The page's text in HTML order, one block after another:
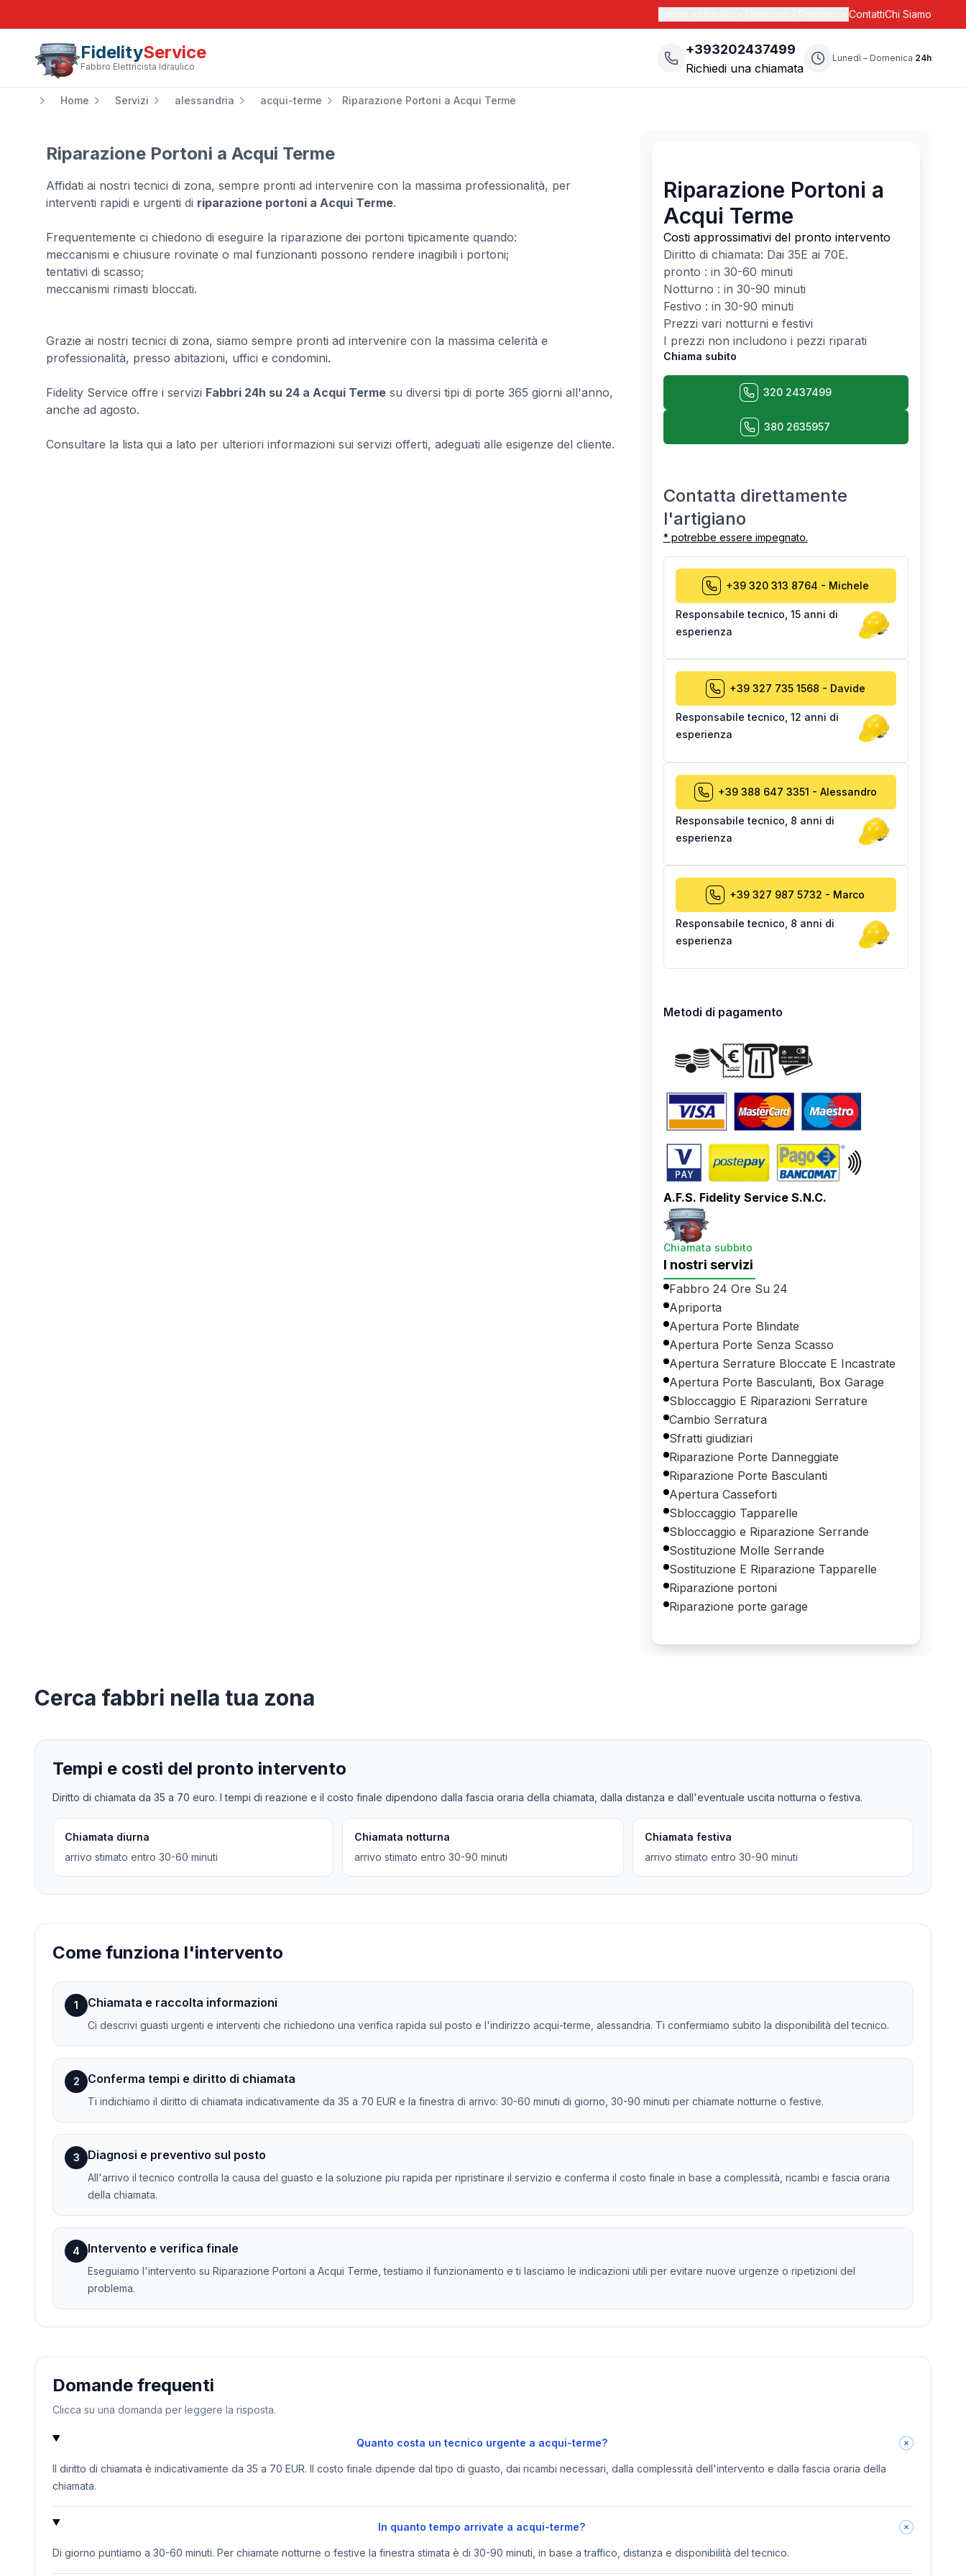
ContattiChi Siamo
FidelityService
Fabbro Elettricista Idraulico
+393202437499
Richiedi una chiamata
Lunedì – Domenica 24h
Home Servizi alessandria acqui-terme Riparazione Portoni a Acqui Terme
Riparazione Portoni a Acqui Terme
Affidati ai nostri tecnici di zona, sempre pronti ad intervenire con la massima professionalità, per
interventi rapidi e urgenti di riparazione portoni a Acqui Terme.
Frequentemente ci chiedono di eseguire la riparazione dei portoni tipicamente quando:
meccanismi e chiusure rovinate o mal funzionanti possono rendere inagibili i portoni;
tentativi di scasso;
meccanismi rimasti bloccati.
Grazie ai nostri tecnici di zona, siamo sempre pronti ad intervenire con la massima celerità e
professionalità, presso abitazioni, uffici e condomini.
Fidelity Service offre i servizi Fabbri 24h su 24 a Acqui Terme su diversi tipi di porte 365 giorni all'anno,
anche ad agosto.
Consultare la lista qui a lato per ulteriori informazioni sui servizi offerti, adeguati alle esigenze del cliente.
Riparazione Portoni a
Acqui Terme
Costi approssimativi del pronto intervento
Diritto di chiamata: Dai 35E ai 70E.
pronto : in 30-60 minuti
Notturno : in 30-90 minuti
Festivo : in 30-90 minuti
Prezzi vari notturni e festivi
I prezzi non includono i pezzi riparati
Chiama subito
320 2437499
380 2635957
Contatta direttamente
l'artigiano
* potrebbe essere impegnato.
+39 320 313 8764 - Michele
Responsabile tecnico 15 anni di
esperienza
+39 327 735 1568 - Davide
Responsabile tecnico 12 anni di
esperienza
+39 388 647 3351 - Alessandro
Responsabile tecnico 8 anni di
esperienza
+39 327 987 5732 - Marco
Responsabile tecnico 8 anni di
esperienza
Metodi di pagamento
A.F.S. Fidelity Service S.N.C.
Chiamata subbito
I nostri servizi
Fabbro 24 Ore Su 24
Apriporta
Apertura Porte Blindate
Apertura Porte Senza Scasso
Apertura Serrature Bloccate E Incastrate
Apertura Porte Basculanti, Box Garage
Sbloccaggio E Riparazioni Serrature
Cambio Serratura
Sfratti giudiziari
Riparazione Porte Danneggiate
Riparazione Porte Basculanti
Apertura Casseforti
Sbloccaggio Tapparelle
Sbloccaggio e Riparazione Serrande
Sostituzione Molle Serrande
Sostituzione E Riparazione Tapparelle
Riparazione portoni
Riparazione porte garage
Cerca fabbri nella tua zona
Tempi e costi del pronto intervento
Diritto di chiamata da 35 a 70 euro. I tempi di reazione e il costo finale dipendono dalla fascia oraria della chiamata, dalla distanza e dall'eventuale uscita notturna o festiva.
Chiamata diurna
arrivo stimato entro 30-60 minuti
Chiamata notturna
arrivo stimato entro 30-90 minuti
Chiamata festiva
arrivo stimato entro 30-90 minuti
Come funziona l'intervento
1 Chiamata e raccolta informazioni
Ci descrivi guasti urgenti e interventi che richiedono una verifica rapida sul posto e l'indirizzo acqui-terme, alessandria. Ti confermiamo subito la disponibilità del tecnico.
2 Conferma tempi e diritto di chiamata
Ti indichiamo il diritto di chiamata indicativamente da 35 a 70 EUR e la finestra di arrivo: 30-60 minuti di giorno, 30-90 minuti per chiamate notturne o festive.
3 Diagnosi e preventivo sul posto
All'arrivo il tecnico controlla la causa del guasto e la soluzione piu rapida per ripristinare il servizio e conferma il costo finale in base a complessità, ricambi e fascia oraria
della chiamata.
4 Intervento e verifica finale
Eseguiamo l'intervento su Riparazione Portoni a Acqui Terme, testiamo il funzionamento e ti lasciamo le indicazioni utili per evitare nuove urgenze o ripetizioni del
problema.
Domande frequenti
Clicca su una domanda per leggere la risposta.
Quanto costa un tecnico urgente a acqui-terme?
Il diritto di chiamata è indicativamente da 35 a 70 EUR. Il costo finale dipende dal tipo di guasto, dai ricambi necessari, dalla complessità dell'intervento e dalla fascia oraria della
chiamata.
In quanto tempo arrivate a acqui-terme?
Di giorno puntiamo a 30-60 minuti. Per chiamate notturne o festive la finestra stimata è di 30-90 minuti, in base a traffico, distanza e disponibilità del tecnico.